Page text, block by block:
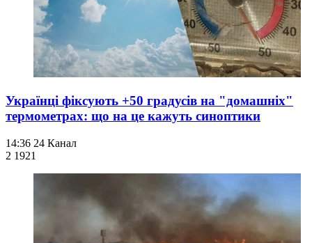
Українці фіксують +50 градусів на "домашніх"
термометрах: що на це кажуть синоптики
14:36 24 Канал
2 1921